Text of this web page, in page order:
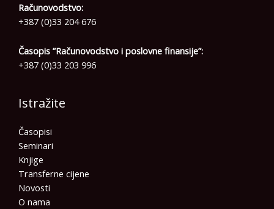
Računovodstvo:
+387 (0)33 204 676
Časopis ”Računovodstvo i poslovne finansije”:
+387 (0)33 203 996
Istražite
Časopisi
Seminari
Knjige
Transferne cijene
Novosti
O nama